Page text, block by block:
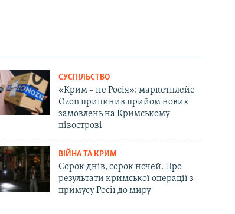
СУСПІЛЬСТВО
«Крим – не Росія»: маркетплейс
Ozon припинив прийом нових
замовлень на Кримському
півострові
ВІЙНА ТА КРИМ
Сорок днів, сорок ночей. Про
результати кримської операції з
примусу Росії до миру